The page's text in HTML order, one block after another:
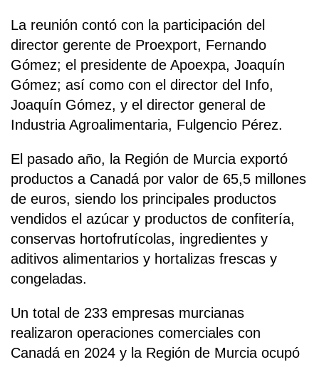
La reunión contó con la participación del
director gerente de Proexport, Fernando
Gómez; el presidente de Apoexpa, Joaquín
Gómez; así como con el director del Info,
Joaquín Gómez, y el director general de
Industria Agroalimentaria, Fulgencio Pérez.
El pasado año, la Región de Murcia exportó
productos a Canadá por valor de 65,5 millones
de euros, siendo los principales productos
vendidos el azúcar y productos de confitería,
conservas hortofrutícolas, ingredientes y
aditivos alimentarios y hortalizas frescas y
congeladas.
Un total de 233 empresas murcianas
realizaron operaciones comerciales con
Canadá en 2024 y la Región de Murcia ocupó